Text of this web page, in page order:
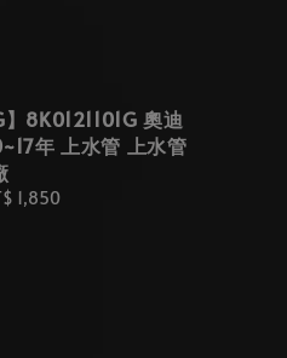
】8K0121101G 奧迪
年 上水管 上水管
1,850